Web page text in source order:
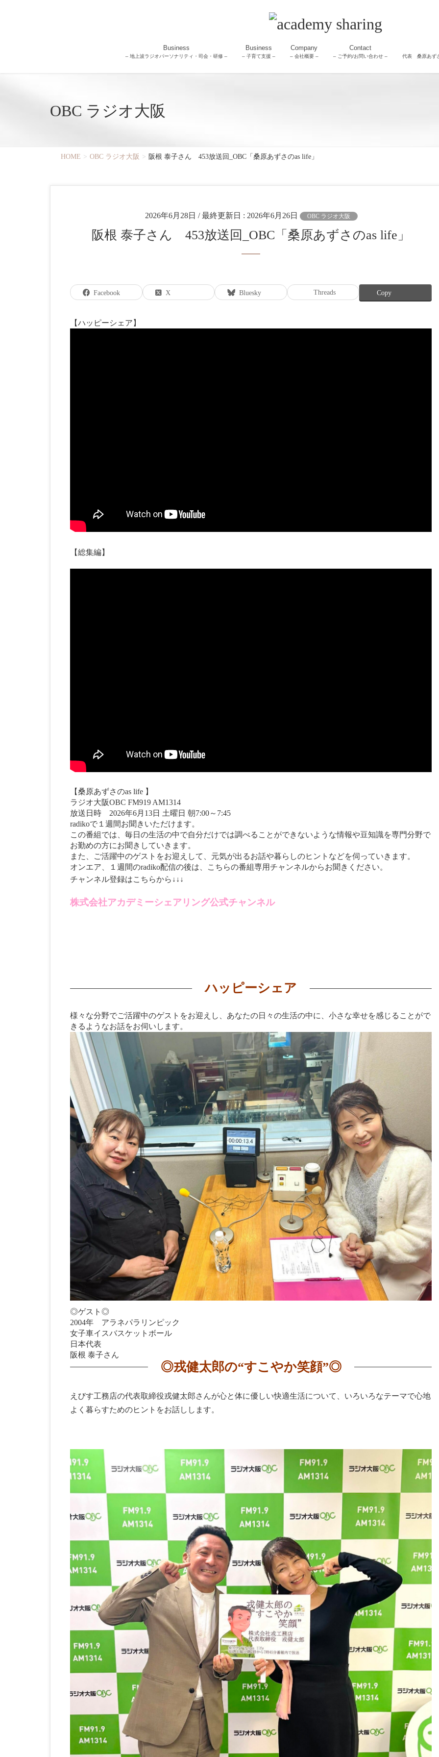
Business
– 地上波ラジオパーソナリティ・司会・研修 –
Business
– 子育て支援 –
Company
– 会社概要 –
Contact
– ご予約/お問い合わせ – 代表 桑原あず
OBC ラジオ大阪
HOME OBC ラジオ大阪 阪根 泰子さん 453放送回_OBC「桑原あずさのas life」
2026年6月28日 / 最終更新日 : 2026年6月26日 OBC ラジオ大阪
阪根 泰子さん 453放送回_OBC「桑原あずさのas life」
Facebook X Bluesky Threads Copy
【ハッピーシェア】
【総集編】
【桑原あずさのas life 】
ラジオ大阪OBC FM919 AM1314
放送日時 2026年6月13日 土曜日 朝7:00～7:45
radikoで１週間お聞きいただけます。
この番組では、毎日の生活の中で自分だけでは調べることができないような情報や豆知識を専門分野で
お勤めの方にお聞きしていきます。
また、ご活躍中のゲストをお迎えして、元気が出るお話や暮らしのヒントなどを伺っていきます。
オンエア、１週間のradiko配信の後は、こちらの番組専用チャンネルからお聞きください。
チャンネル登録はこちらから↓↓↓
株式会社アカデミーシェアリング公式チャンネル
ハッピーシェア
様々な分野でご活躍中のゲストをお迎えし、あなたの日々の生活の中に、小さな幸せを感じることがで
きるようなお話をお伺いします。
◎ゲスト◎
2004年 アラネパラリンピック
女子車イスバスケットボール
日本代表
阪根 泰子さん
◎戎健太郎の“すこやか笑顔”◎
えびす工務店の代表取締役戎健太郎さんが心と体に優しい快適生活について、いろいろなテーマで心地
よく暮らすためのヒントをお話しします。